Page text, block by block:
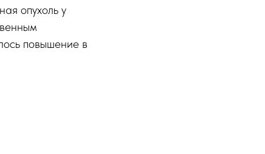
опухоль у
повышение в